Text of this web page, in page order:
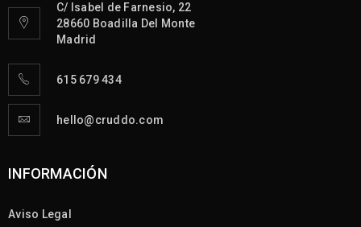
C/ Isabel de Farnesio, 22
28660 Boadilla Del Monte
Madrid
615 679 434
hello@cruddo.com
INFORMACIÓN
Aviso Legal